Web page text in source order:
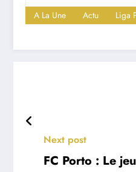
A La Une Actu Liga
Next post
FC Porto : Le